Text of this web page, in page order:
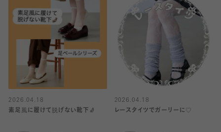
2026.04.18
素足風に履けて脱げない靴下🧦
2026.04.18
レースタイツでガーリーに♡